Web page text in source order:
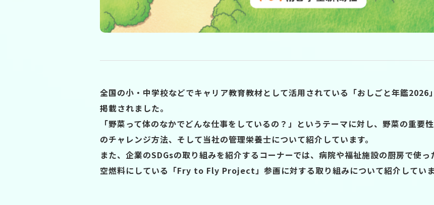
全国の小・中学校などでキャリア教育教材として活用されている「おしごと年鑑2026
掲載されました。
「野菜って体のなかでどんな仕事をしているの？」というテーマに対し、野菜の重要
のチャレンジ方法、そして当社の管理栄養士について紹介しています。
また、企業のSDGsの取り組みを紹介するコーナーでは、病院や福祉施設の厨房で使
空燃料にしている「Fry to Fly Project」参画に対する取り組みについて紹介していま